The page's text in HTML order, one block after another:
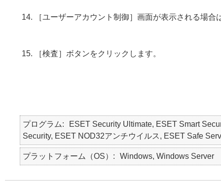
［ユーザーアカウント制御］画面が表示される場
［検査］ボタンをクリックします。
プログラム
ESET Security Ultimate, ESET Smart
Security, ESET NOD32アンチウイルス, ESET Safe
プラットフォーム（OS） Windows, Windows Server